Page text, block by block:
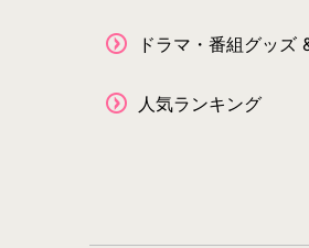
ドラマ・番組グッズ
人気ランキング